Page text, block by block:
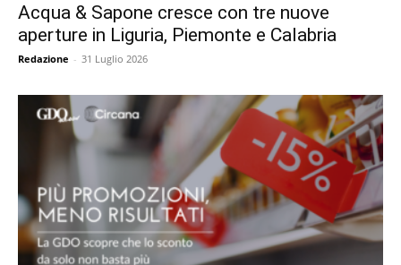
Acqua & Sapone cresce con tre nuove
aperture in Liguria, Piemonte e Calabria
Redazione - 31 Luglio 2026